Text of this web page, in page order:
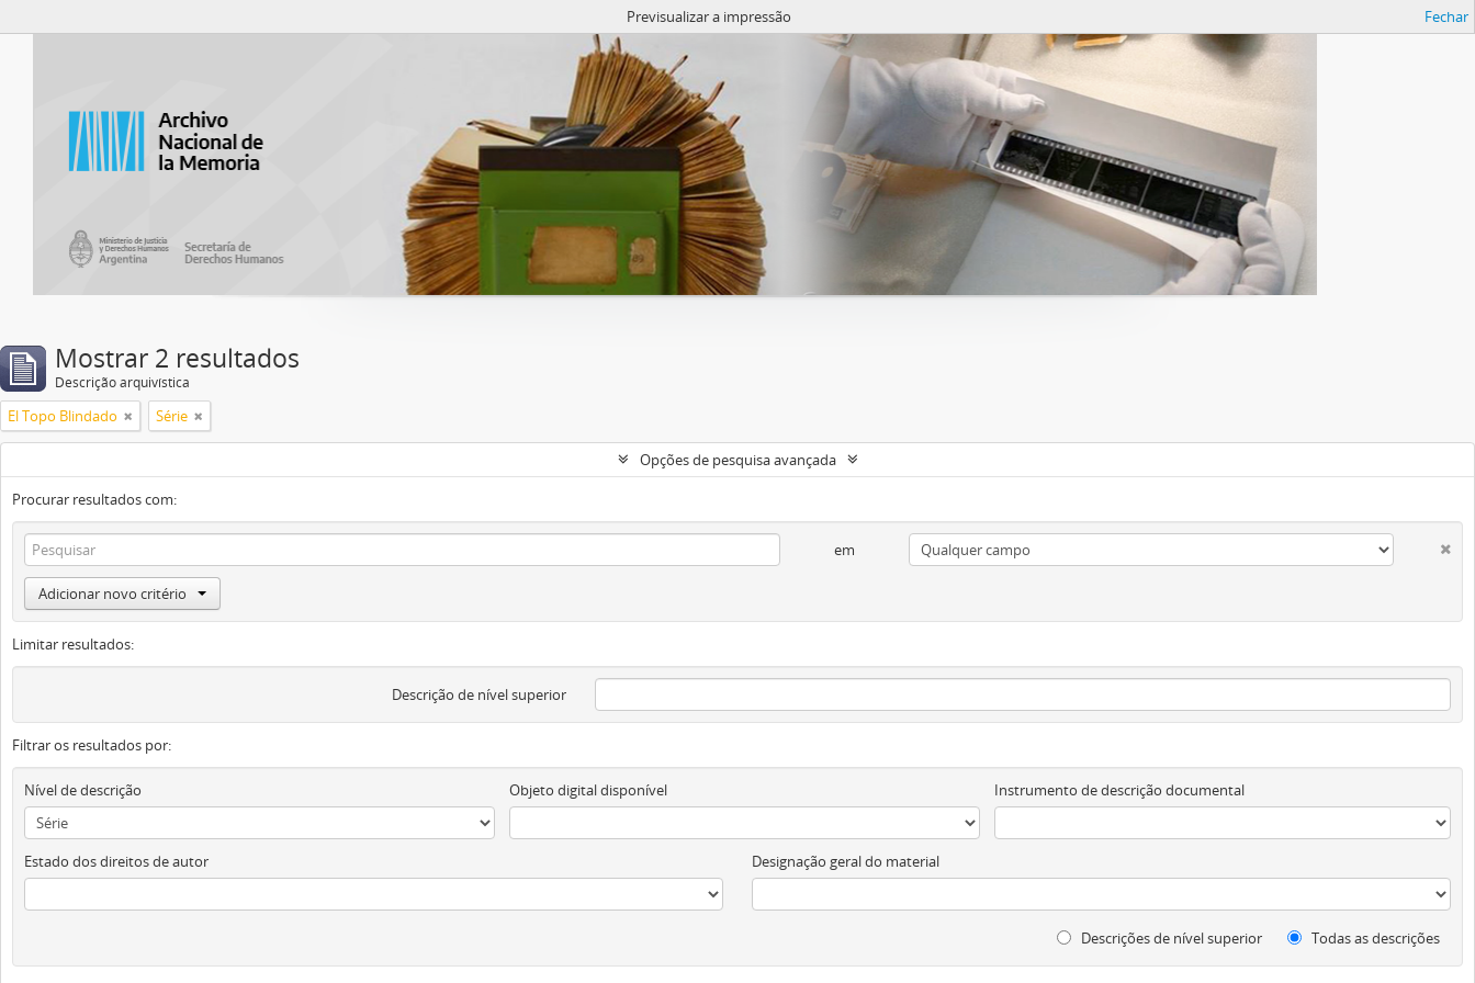
Previsualizar a impressão Fechar
Mostrar 2 resultados
Descrição arquivística
El Topo Blindado Série
Opções de pesquisa avançada
Procurar resultados com:
em
Adicionar novo critério
Limitar resultados:
Descrição de nível superior
Filtrar os resultados por:
Nível de descrição Objeto digital disponível Instrumento de descrição documental
Estado dos direitos de autor Designação geral do material
Descrições de nível superior Todas as descrições